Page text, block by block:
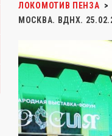
ЛОКОМОТИВ ПЕНЗА >
МОСКВА. ВДНХ.